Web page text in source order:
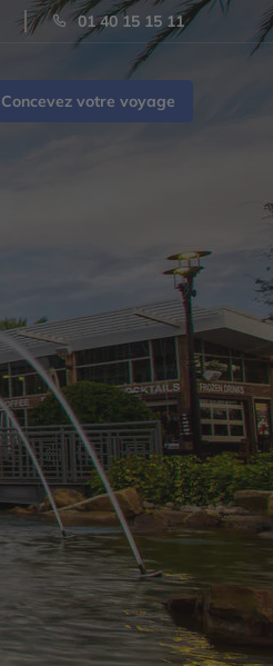
01 40 15 15 11
Concevez votre voyage